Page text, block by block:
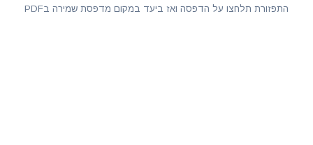
התפזורת תלחצו על הדפסה ואז ביעד במקום מדפסת שמירה בPDF